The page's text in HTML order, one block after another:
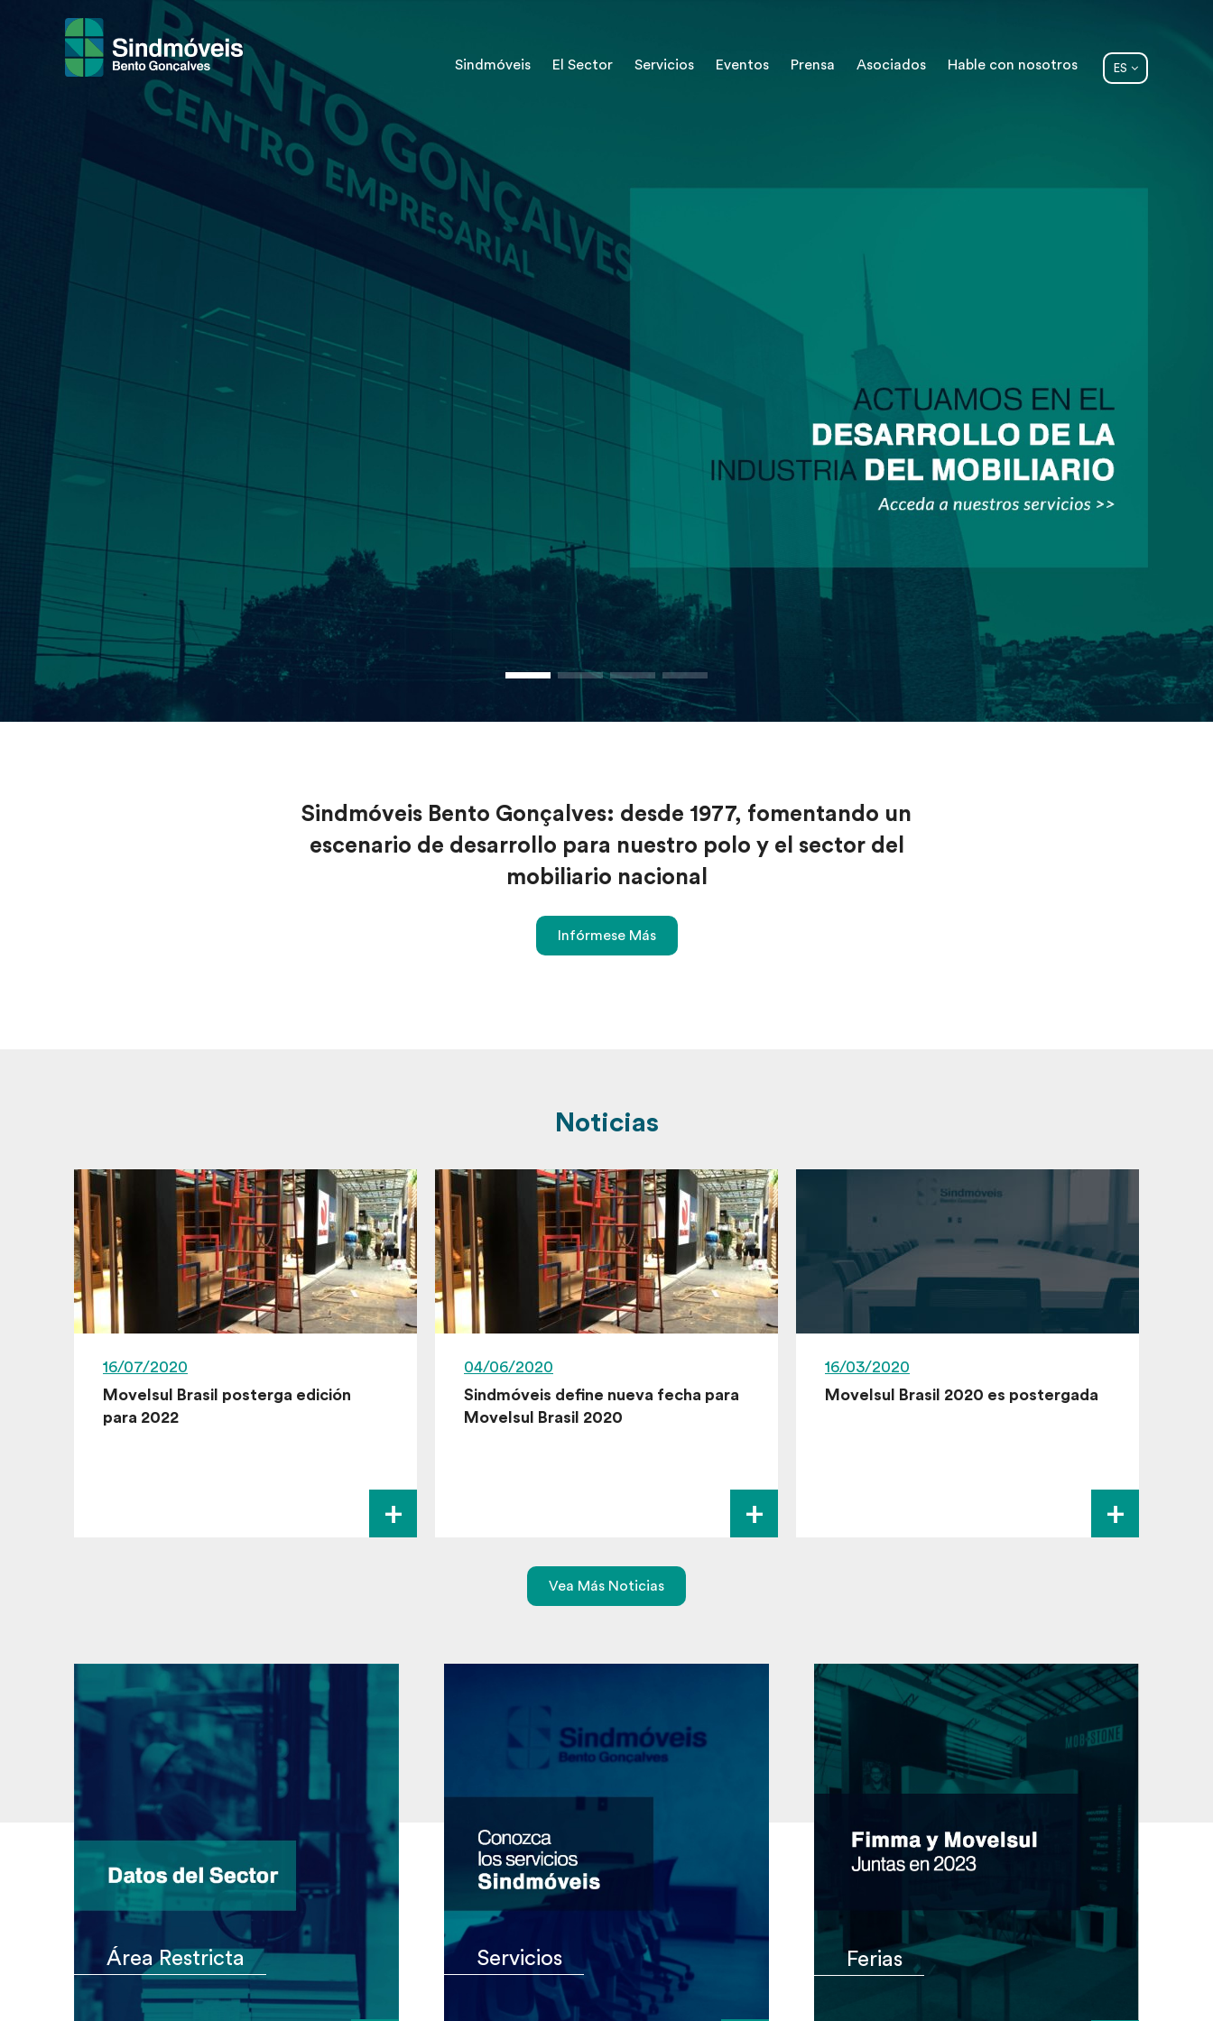
Sindmóveis El Sector Servicios Eventos Prensa Asociados Hable con nosotros ES
Sindmóveis Bento Gonçalves: desde 1977, fomentando un
escenario de desarrollo para nuestro polo y el sector del
mobiliario nacional
Infórmese Más
Noticias
16/07/2020
Movelsul Brasil posterga edición
para 2022
+
04/06/2020
Sindmóveis define nueva fecha para
Movelsul Brasil 2020
+
16/03/2020
Movelsul Brasil 2020 es postergada
+
Vea Más Noticias
Área Restricta Servicios Ferias